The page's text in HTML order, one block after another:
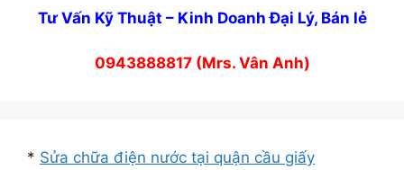
Tư Vấn Kỹ Thuật – Kinh Doanh Đại Lý, Bán lẻ
0943888817 (Mrs. Vân Anh)
* Sửa chữa điện nước tại quận cầu giấy